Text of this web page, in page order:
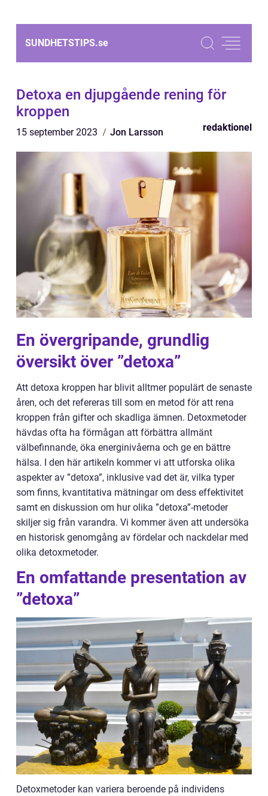
SUNDHETSTIPS.se
Detoxa en djupgående rening för
kroppen
15 september 2023 Jon Larsson redaktionel
En övergripande, grundlig
översikt över ”detoxa”
Att detoxa kroppen har blivit alltmer populärt de senaste
åren, och det refereras till som en metod för att rena
kroppen från gifter och skadliga ämnen. Detoxmetoder
hävdas ofta ha förmågan att förbättra allmänt
välbefinnande, öka energinivåerna och ge en bättre
hälsa. I den här artikeln kommer vi att utforska olika
aspekter av ”detoxa”, inklusive vad det är, vilka typer
som finns, kvantitativa mätningar om dess effektivitet
samt en diskussion om hur olika ”detoxa”-metoder
skiljer sig från varandra. Vi kommer även att undersöka
en historisk genomgång av fördelar och nackdelar med
olika detoxmetoder.
En omfattande presentation av
”detoxa”
Detoxmetoder kan variera beroende på individens